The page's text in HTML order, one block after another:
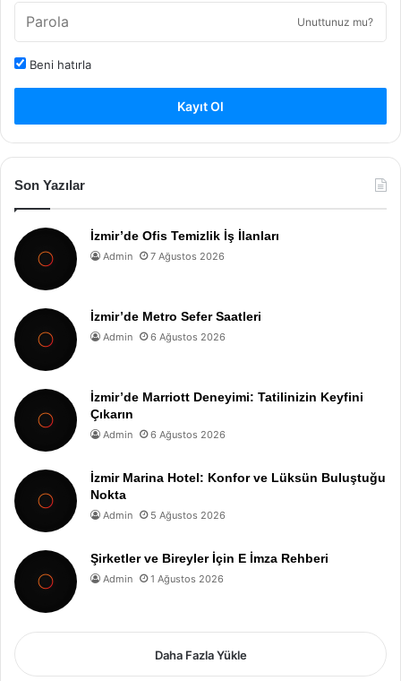
Unuttunuz mu?
Beni hatırla
Kayıt Ol
Son Yazılar
İzmir’de Ofis Temizlik İş İlanları
Admin 7 Ağustos 2026
İzmir’de Metro Sefer Saatleri
Admin 6 Ağustos 2026
İzmir’de Marriott Deneyimi: Tatilinizin Keyfini
Çıkarın
Admin 6 Ağustos 2026
İzmir Marina Hotel: Konfor ve Lüksün Buluştuğu
Nokta
Admin 5 Ağustos 2026
Şirketler ve Bireyler İçin E İmza Rehberi
Admin 1 Ağustos 2026
Daha Fazla Yükle